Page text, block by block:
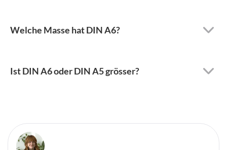
Welche Masse hat DIN A6?
Ist DIN A6 oder DIN A5 grösser?